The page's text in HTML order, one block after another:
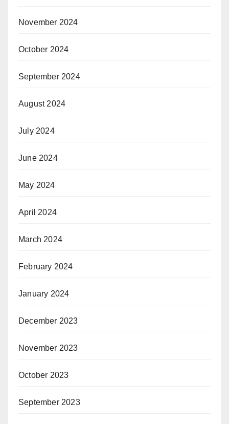
November 2024
October 2024
September 2024
August 2024
July 2024
June 2024
May 2024
April 2024
March 2024
February 2024
January 2024
December 2023
November 2023
October 2023
September 2023